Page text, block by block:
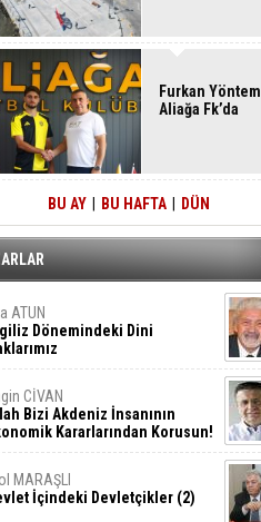
Furkan Yöntem
Aliağa Fk’da
BU AY BU HAFTA DÜN
ATUN
Dönemindeki Dini
CİVAN
Bizi Akdeniz İnsanının
Kararlarından Korusun!
MARAŞLI
İçindeki Devletçikler (2)